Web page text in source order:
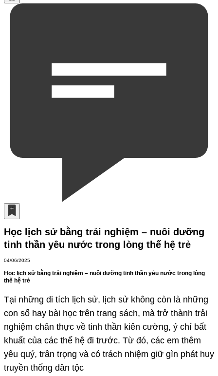
Học lịch sử bằng trải nghiệm – nuôi dưỡng
tinh thần yêu nước trong lòng thế hệ trẻ
04/06/2025
Học lịch sử bằng trải nghiệm – nuôi dưỡng tinh thần yêu nước trong lòng
thế hệ trẻ
Tại những di tích lịch sử, lịch sử không còn là những
con số hay bài học trên trang sách, mà trở thành trải
nghiệm chân thực về tinh thần kiên cường, ý chí bất
khuất của các thế hệ đi trước. Từ đó, các em thêm
yêu quý, trân trọng và có trách nhiệm giữ gìn phát huy
truyền thống dân tộc